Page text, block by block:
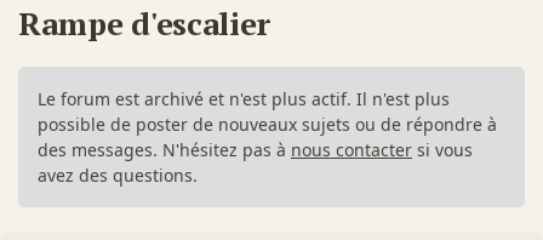
Rampe d'escalier
Le forum est archivé et n'est plus actif. Il n'est plus
possible de poster de nouveaux sujets ou de répondre à
des messages. N'hésitez pas à nous contacter si vous
avez des questions.